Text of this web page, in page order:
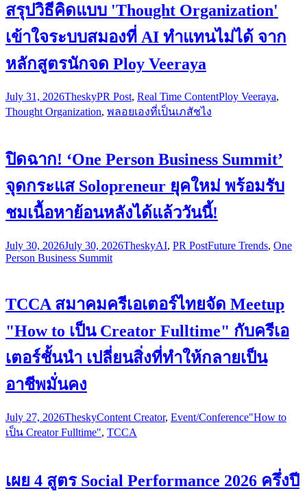
สรุปวิธีคิดแบบ 'Thought Organization'
เข้าใจระบบสมองที่ AI ทำแทนไม่ได้ จาก
หลักสูตรนักจด Ploy Veeraya
July 31, 2026TheskyPR Post, Real Time ContentPloy Veeraya,
Thought Organization, พลอยเองที่เป็นเภสัชไง
ปิดฉาก! ‘One Person Business Summit’
จุดกระแส Solopreneur ยุคใหม่ พร้อมรับ
ชมเนื้อหาย้อนหลังได้แล้ววันนี้!
July 30, 2026July 30, 2026TheskyAI, PR PostFuture Trends, One
Person Business Summit
TCCA สมาคมครีเอเตอร์ไทยจัด Meetup
"How to เป็น Creator Fulltime" กับครีเอ
เตอร์ชั้นนำ เปลี่ยนสิ่งที่ทำให้กลายเป็น
อาชีพมั่นคง
July 27, 2026TheskyContent Creator, Event/Conference"How to
เป็น Creator Fulltime", TCCA
เผย 4 สูตร Social Performance 2026 ครึ่งปี